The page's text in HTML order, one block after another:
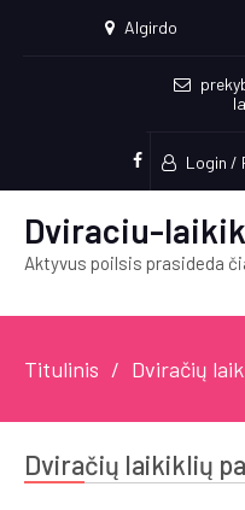
Algirdo
Socialinės
Login /
Dviraciu-
Aktyvus poilsis prasideda
Titulinis Dviračių
Dviračių laikiklių